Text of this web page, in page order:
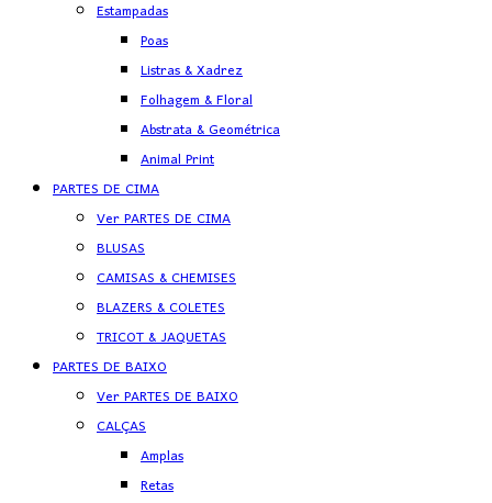
Estampadas
Poas
Listras & Xadrez
Folhagem & Floral
Abstrata & Geométrica
Animal Print
PARTES DE CIMA
Ver PARTES DE CIMA
BLUSAS
CAMISAS & CHEMISES
BLAZERS & COLETES
TRICOT & JAQUETAS
PARTES DE BAIXO
Ver PARTES DE BAIXO
CALÇAS
Amplas
Retas